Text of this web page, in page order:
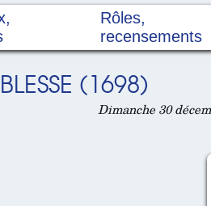
Rôles,
recensements
(1698)
Dimanche 30